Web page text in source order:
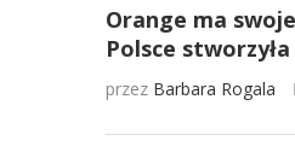
Orange ma
Polsce
przez Barbara Rogala